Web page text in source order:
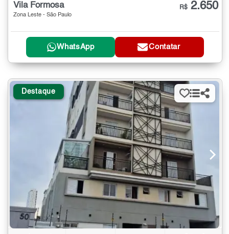
Vila Formosa
Zona Leste - São Paulo
R$ 2.650
WhatsApp Contatar
Destaque